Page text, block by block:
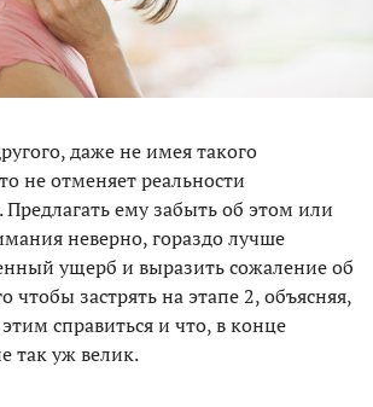
даже не имея такого
не отменяет реальности
ему забыть об этом или
неверно, гораздо лучше
ущерб и выразить сожаление об
чтобы застрять на этапе 2, объясняя,
справиться и что, в конце
так уж велик.